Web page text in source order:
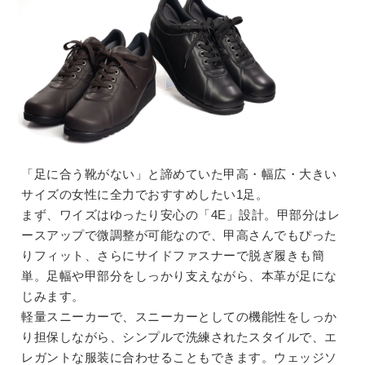
「足に合う靴がない」と諦めていた甲高・幅広・大きい
サイズの女性に全力でおすすめしたい1足。
まず、ワイズはゆったり安心の「4E」設計。甲部分はレ
ースアップで微調整が可能なので、甲高さんでもぴった
りフィット、さらにサイドファスナーで脱ぎ履きも簡
単。足幅や甲部分をしっかり支えながら、本革が足にな
じみます。
軽量スニーカーで、スニーカーとしての機能性をしっか
り担保しながら、シンプルで洗練されたスタイルで、エ
レガントな服装に合わせることもできます。ウェッジソ